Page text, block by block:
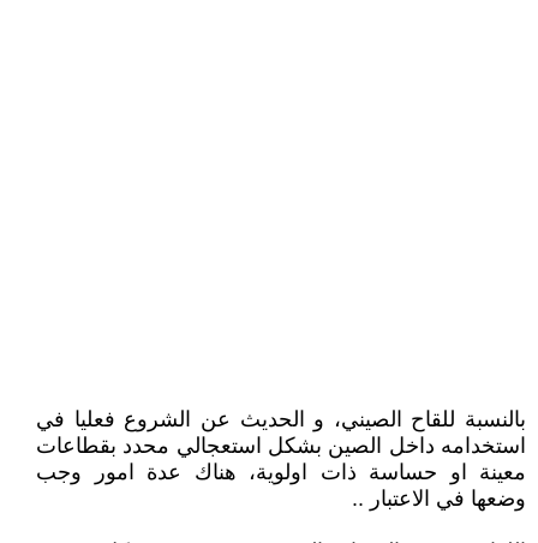
بالنسبة للقاح الصيني، و الحديث عن الشروع فعليا في
استخدامه داخل الصين بشكل استعجالي محدد بقطاعات
معينة او حساسة ذات اولوية، هناك عدة امور وجب
وضعها في الاعتبار ..